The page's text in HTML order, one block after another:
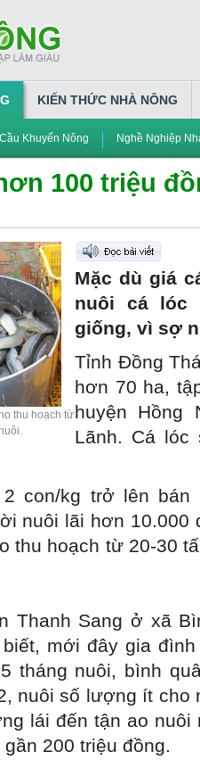
Khuyến Nông Nghề Nghiệp
KIẾN THỨC NHÀ NÔNG
100 triệu
thu hoạch từ
Mặc dù giá
nuôi cá lóc
giống, vì sợ
Tỉnh Đồng
hơn 70 ha,
huyện Hồng
Lãnh. Cá lóc
con/kg trở lên
nuôi lãi hơn 10.000
thu hoạch từ 20-30
Thanh Sang ở xã
mới đây gia
tháng nuôi, bình
nuôi số lượng ít cho
lái đến tận ao nuôi
200 triệu đồng.